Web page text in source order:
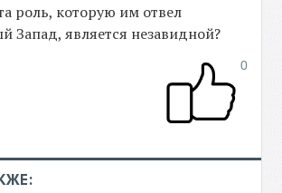
роль, которую им отвел
Запад, является незавидной?
0